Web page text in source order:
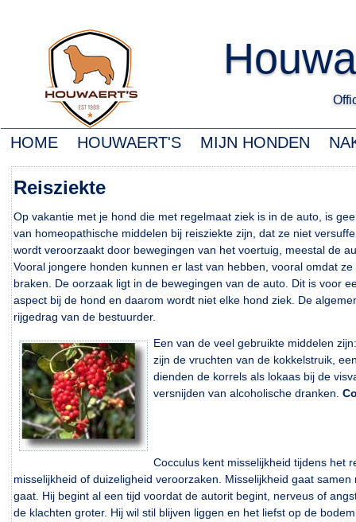
HOME HOUWAERT'S MIJN HONDEN
Reisziekte
Op vakantie met je hond die met regelmaat ziek is in de auto, is
van homeopathische middelen bij reisziekte zijn, dat ze niet
wordt veroorzaakt door bewegingen van het voertuig, meestal de
Vooral jongere honden kunnen er last van hebben, vooral omdat
braken. De oorzaak ligt in de bewegingen van de auto. Dit is voor
aspect bij de hond en daarom wordt niet elke hond ziek. De
rijgedrag van de bestuurder.
Een van de veel gebruikte middelen
zijn de vruchten van de kokkelstruik,
dienden de korrels als lokaas bij de
versnijden van alcoholische dranken.
Cocculus kent misselijkheid tijdens het
misselijkheid of duizeligheid veroorzaken. Misselijkheid gaat
gaat. Hij begint al een tijd voordat de autorit begint, nerveus of
de klachten groter. Hij wil stil blijven liggen en het liefst op de